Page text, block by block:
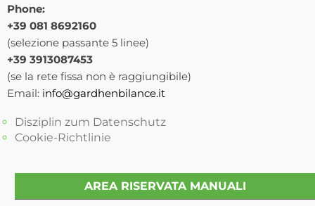
Phone:
+39 081 8692160
(selezione passante 5 linee)
+39 3913087453
(se la rete fissa non è raggiungibile)
Email: info@gardhenbilance.it
Disziplin zum Datenschutz
Cookie-Richtlinie
AREA RISERVATA MANUALI